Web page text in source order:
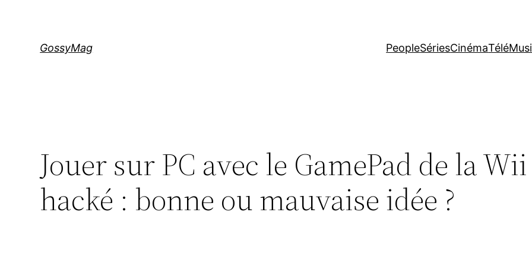
GossyMag PeopleSériesCinémaTélé
Jouer sur PC avec le GamePad de la
hacké : bonne ou mauvaise idée ?